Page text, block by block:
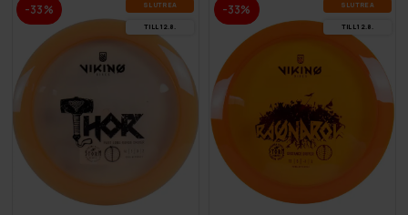
-33% SLUT­REA
TILL 12.8.
-33% SLUT­REA
TILL 12.8.